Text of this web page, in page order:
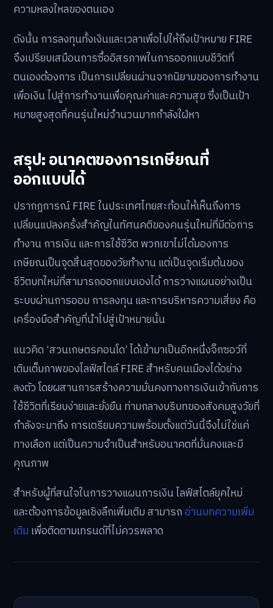
ความหลงใหลของตนเอง
ดังนั้น การลงทุนทั้งเงินและเวลาเพื่อไปให้ถึงเป้าหมาย FIRE
จึงเปรียบเสมือนการซื้ออิสรภาพในการออกแบบชีวิตที่
ตนเองต้องการ เป็นการเปลี่ยนผ่านจากนิยามของการทำงาน
เพื่อเงิน ไปสู่การทำงานเพื่อคุณค่าและความสุข ซึ่งเป็นเป้า
หมายสูงสุดที่คนรุ่นใหม่จำนวนมากกำลังใฝ่หา
สรุป: อนาคตของการเกษียณที่
ออกแบบได้
ปรากฏการณ์ FIRE ในประเทศไทยสะท้อนให้เห็นถึงการ
เปลี่ยนแปลงครั้งสำคัญในทัศนคติของคนรุ่นใหม่ที่มีต่อการ
ทำงาน การเงิน และการใช้ชีวิต พวกเขาไม่ได้มองการ
เกษียณเป็นจุดสิ้นสุดของวัยทำงาน แต่เป็นจุดเริ่มต้นของ
ชีวิตบทใหม่ที่สามารถออกแบบเองได้ การวางแผนอย่างเป็น
ระบบผ่านการออม การลงทุน และการบริหารความเสี่ยง คือ
เครื่องมือสำคัญที่นำไปสู่เป้าหมายนั้น
แนวคิด ‘สวนเกษตรคอนโด’ ได้เข้ามาเป็นอีกหนึ่งจิ๊กซอว์ที่
เติมเต็มภาพของไลฟ์สไตล์ FIRE สำหรับคนเมืองได้อย่าง
ลงตัว โดยผสานการสร้างความมั่นคงทางการเงินเข้ากับการ
ใช้ชีวิตที่เรียบง่ายและยั่งยืน ท่ามกลางบริบทของสังคมสูงวัยที่
กำลังจะมาถึง การเตรียมความพร้อมตั้งแต่วันนี้จึงไม่ใช่แค่
ทางเลือก แต่เป็นความจำเป็นสำหรับอนาคตที่มั่นคงและมี
คุณภาพ
สำหรับผู้ที่สนใจในการวางแผนการเงิน ไลฟ์สไตล์ยุคใหม่
และต้องการข้อมูลเชิงลึกเพิ่มเติม สามารถอ่านบทความเพิ่ม
เติม เพื่อติดตามเทรนด์ที่ไม่ควรพลาด